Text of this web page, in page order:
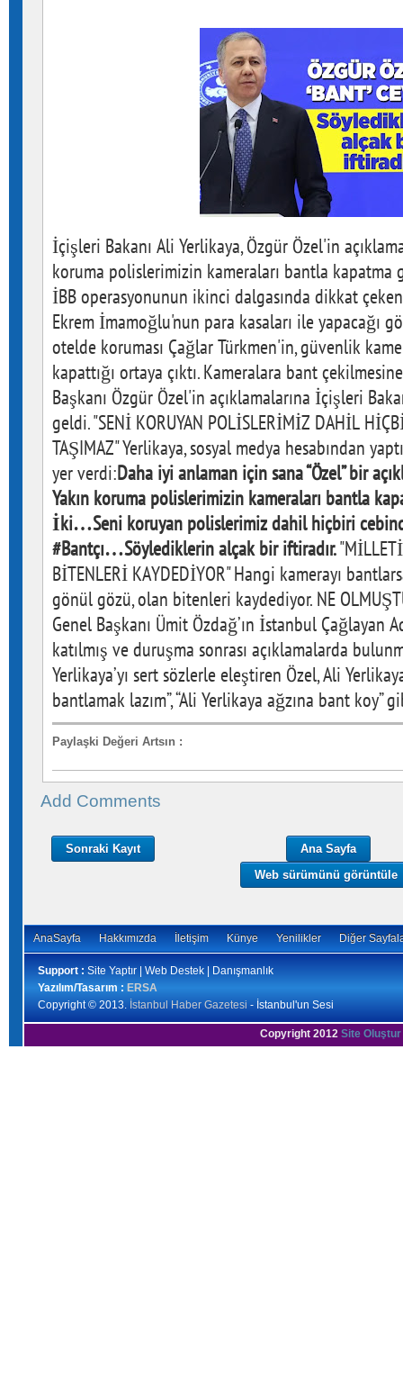
İçişleri Bakanı Ali Yerlikaya, Özgür Özel'in
koruma polislerimizin kameraları bantla
İBB operasyonunun ikinci dalgasında dikkat
Ekrem İmamoğlu'nun para kasaları ile yapacağı
otelde koruması Çağlar Türkmen'in, güvenlik
kapattığı ortaya çıktı. Kameralara bant
Başkanı Özgür Özel'in açıklamalarına İçişleri
geldi. "SENİ KORUYAN POLİSLERİMİZ DAHİL
TAŞIMAZ" Yerlikaya, sosyal medya hesabından
yer verdi:Daha iyi anlaman için sana “Özel” bir
Yakın koruma polislerimizin kameraları bantla
İki…Seni koruyan polislerimiz dahil hiçbiri
#Bantçı…Söylediklerin alçak bir iftiradır.
BİTENLERİ KAYDEDİYOR" Hangi kamerayı
gönül gözü, olan bitenleri kaydediyor. NE
Genel Başkanı Ümit Özdağ’ın İstanbul Çağlayan
katılmış ve duruşma sonrası açıklamalarda
Yerlikaya’yı sert sözlerle eleştiren Özel, Ali
bantlamak lazım”, “Ali Yerlikaya ağzına bant koy”
Paylaşki Değeri Artsın :
Add Comments
Sonraki Kayıt
Ana Sayfa
Web sürümünü görüntüle
AnaSayfa Hakkımızda İletişim Künye Yenilikler Diğer
Support : Site Yaptır | Web Destek | Danışmanlık
Yazılım/Tasarım : ERSA
Copyright © 2013. İstanbul Haber Gazetesi - İstanbul'un Sesi
Copyright 2012 Site Oluştur